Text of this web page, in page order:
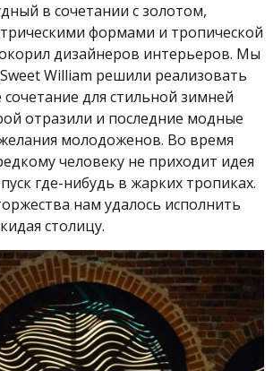
в сочетании с золотом,
формами и тропической
дизайнеров интерьеров. Мы
William решили реализовать
для стильной зимней
отразили и последние модные
молодоженов. Во время
человеку не приходит идея
где-нибудь в жарких тропиках.
нам удалось исполнить
столицу.